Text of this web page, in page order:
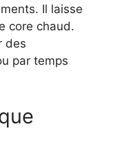
Il laisse
core chaud.
des
par temps